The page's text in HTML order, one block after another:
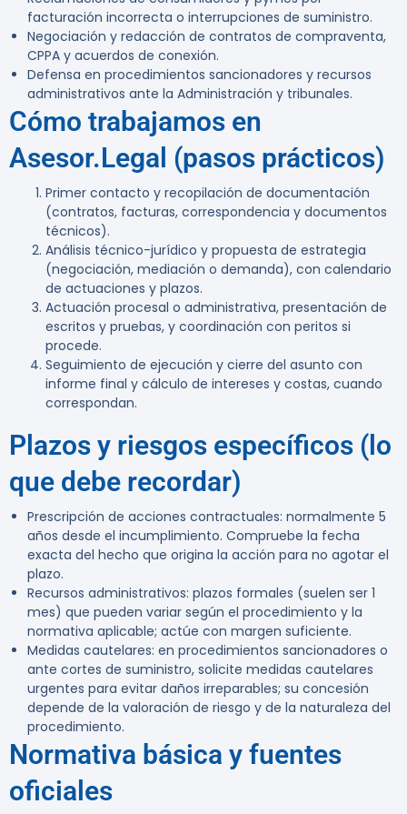
facturación incorrecta o interrupciones de suministro.
Negociación y redacción de contratos de compraventa,
CPPA y acuerdos de conexión.
Defensa en procedimientos sancionadores y recursos
administrativos ante la Administración y tribunales.
Cómo trabajamos en
Asesor.Legal (pasos prácticos)
Primer contacto y recopilación de documentación
(contratos, facturas, correspondencia y documentos
técnicos).
Análisis técnico-jurídico y propuesta de estrategia
(negociación, mediación o demanda), con calendario
de actuaciones y plazos.
Actuación procesal o administrativa, presentación de
escritos y pruebas, y coordinación con peritos si
procede.
Seguimiento de ejecución y cierre del asunto con
informe final y cálculo de intereses y costas, cuando
correspondan.
Plazos y riesgos específicos (lo
que debe recordar)
Prescripción de acciones contractuales: normalmente 5
años desde el incumplimiento. Compruebe la fecha
exacta del hecho que origina la acción para no agotar el
plazo.
Recursos administrativos: plazos formales (suelen ser 1
mes) que pueden variar según el procedimiento y la
normativa aplicable; actúe con margen suficiente.
Medidas cautelares: en procedimientos sancionadores o
ante cortes de suministro, solicite medidas cautelares
urgentes para evitar daños irreparables; su concesión
depende de la valoración de riesgo y de la naturaleza del
procedimiento.
Normativa básica y fuentes
oficiales